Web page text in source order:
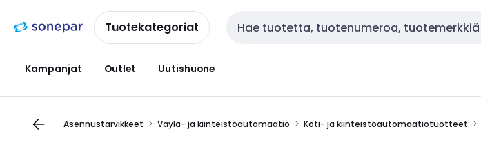
navigointiinsisältöönTuotekategoriat Haku
Kampanjat Outlet Uutishuone
Asennustarvikkeet Väylä- ja kiinteistöautomaatio Koti- ja kiinteistöautomaatiotuotteet